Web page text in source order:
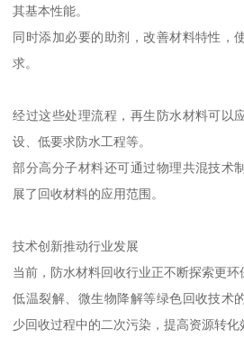
其基本性能。
同时添加必要的助剂，改善材料特性，
求。
经过这些处理流程，再生防水材料可以
设、低要求防水工程等。
部分高分子材料还可通过物理共混技术
展了回收材料的应用范围。
技术创新推动行业发展
当前，防水材料回收行业正不断探索更环
低温裂解、微生物降解等绿色回收技术
少回收过程中的二次污染，提高资源转化